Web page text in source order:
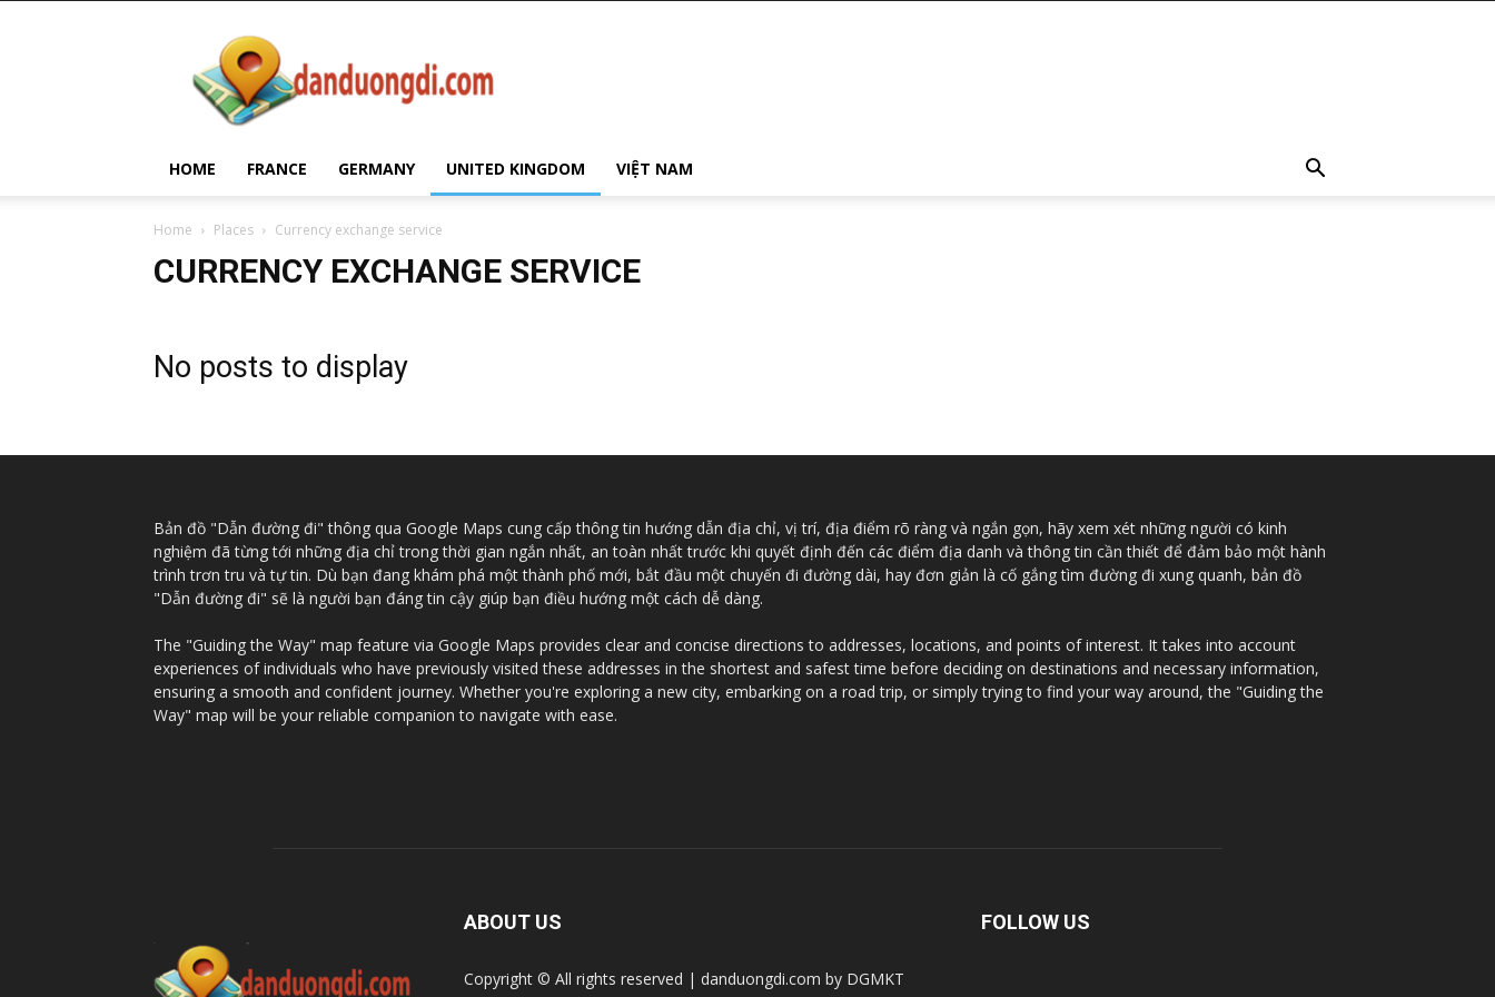
Duong
Di
HOME FRANCE GERMANY UNITED KINGDOM VIỆT NAM
Home Places Currency exchange service
CURRENCY EXCHANGE SERVICE
No posts to display
Bản đồ "Dẫn đường đi" thông qua Google Maps cung cấp thông tin hướng dẫn địa chỉ, vị trí, địa điểm rõ ràng và ngắn gọn, hãy xem xét những người có kinh
nghiệm đã từng tới những địa chỉ trong thời gian ngắn nhất, an toàn nhất trước khi quyết định đến các điểm địa danh và thông tin cần thiết để đảm bảo một hành
trình trơn tru và tự tin. Dù bạn đang khám phá một thành phố mới, bắt đầu một chuyến đi đường dài, hay đơn giản là cố gắng tìm đường đi xung quanh, bản đồ
"Dẫn đường đi" sẽ là người bạn đáng tin cậy giúp bạn điều hướng một cách dễ dàng.
The "Guiding the Way" map feature via Google Maps provides clear and concise directions to addresses, locations, and points of interest. It takes into account
experiences of individuals who have previously visited these addresses in the shortest and safest time before deciding on destinations and necessary information,
ensuring a smooth and confident journey. Whether you're exploring a new city, embarking on a road trip, or simply trying to find your way around, the "Guiding the
Way" map will be your reliable companion to navigate with ease.
ABOUT US
Copyright © All rights reserved | danduongdi.com by DGMKT
FOLLOW US